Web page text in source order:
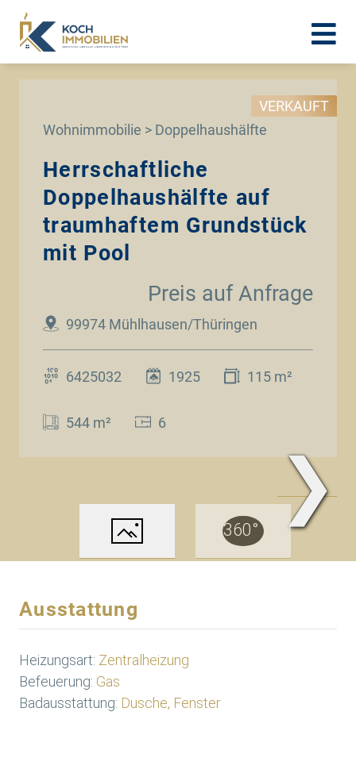
Wohnimmobilie > Doppelhaushälfte
VERKAUFT
Herrschaftliche
Doppelhaushälfte auf
traumhaftem Grundstück
mit Pool
99974 Mühlhausen/Thüringen
Preis auf Anfrage
6425032 1925 115 m²
544 m² 6
❯
Ausstattung
Heizungsart: Zentralheizung
Befeuerung: Gas
Badausstattung: Dusche, Fenster